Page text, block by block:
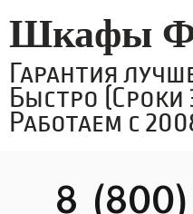
Шкафы
Гарантия
Быстро (Сроки
Работаем с
8